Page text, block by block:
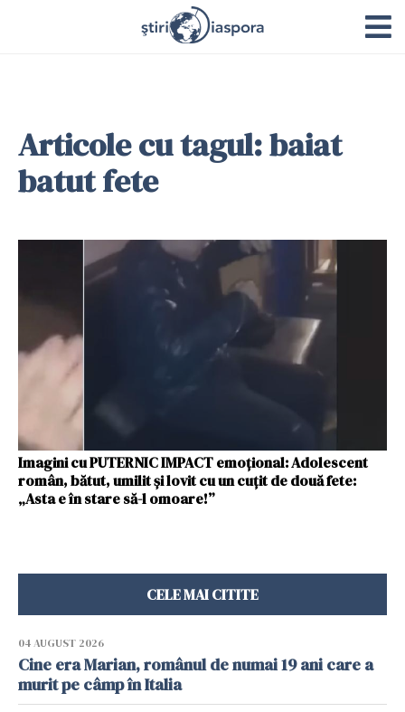
Articole cu tagul: baiat
batut fete
Imagini cu PUTERNIC IMPACT emoțional: Adolescent
român, bătut, umilit și lovit cu un cuțit de două fete:
„Asta e în stare să-l omoare!”
CELE MAI CITITE
04 AUGUST 2026
Cine era Marian, românul de numai 19 ani care a
murit pe câmp în Italia